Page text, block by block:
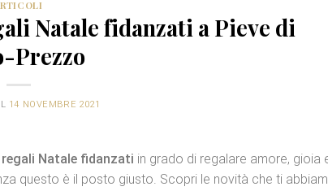
Natale fidanzati a Pieve di
Prezzo
14 NOVEMBRE 2021
regali Natale fidanzati in grado di regalare amore, gioia
questo è il posto giusto. Scopri le novità che ti